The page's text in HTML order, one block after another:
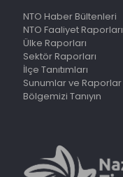
NTO Haber Bültenleri
NTO Faaliyet Raporları
Ülke Raporları
Sektör Raporları
İlçe Tanıtımları
Sunumlar ve Raporlar
Bölgemizi Tanıyın